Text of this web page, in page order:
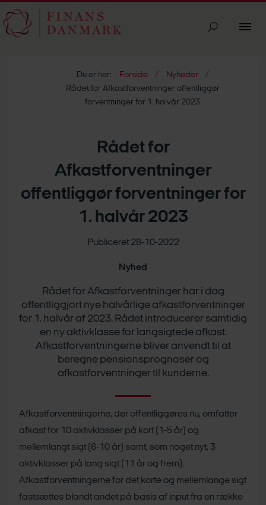
Du er her: Forside
Nyheder
Rådet for Afkastforventninger offentliggør
forventninger for 1. halvår 2023
Rådet for
Afkastforventninger
offentliggør forventninger for
1. halvår 2023
Publiceret 28-10-2022
Nyhed
Rådet for Afkastforventninger har i dag
offentliggjort nye halvårlige afkastforventninger
for 1. halvår af 2023. Rådet introducerer samtidig
en ny aktivklasse for langsigtede afkast.
Afkastforventningerne bliver anvendt til at
beregne pensionsprognoser og
afkastforventninger til kunderne.
Afkastforventningerne, der offentliggøres nu, omfatter
afkast for 10 aktivklasser på kort (1-5 år) og
mellemlangt sigt (6-10 år) samt, som noget nyt, 3
aktivklasser på lang sigt (11 år og frem).
Afkastforventningerne for det korte og mellemlange sigt
fastsættes blandt andet på basis af input fra en række